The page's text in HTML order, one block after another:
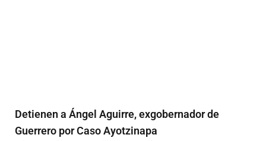
Detienen a Ángel Aguirre, exgobernador de
Guerrero por Caso Ayotzinapa